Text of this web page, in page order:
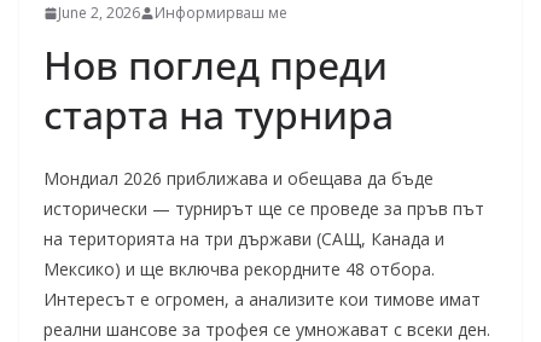
June 2, 2026 Информирваш ме
Нов поглед преди
старта на турнира
Мондиал 2026 приближава и обещава да бъде
исторически — турнирът ще се проведе за пръв път
на територията на три държави (САЩ, Канада и
Мексико) и ще включва рекордните 48 отбора.
Интересът е огромен, а анализите кои тимове имат
реални шансове за трофея се умножават с всеки ден.